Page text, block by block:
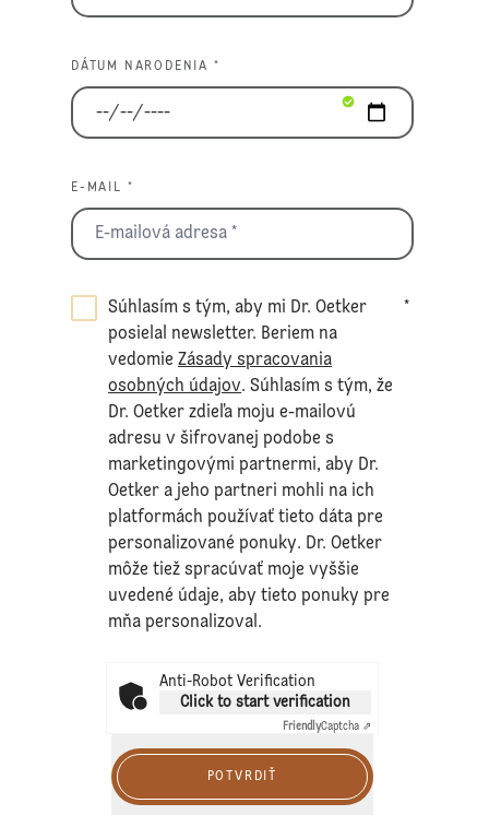
DÁTUM NARODENIA *
E-MAIL *
Súhlasím s tým, aby mi Dr. Oetker
posielal newsletter. Beriem na
vedomieZásady spracovania
osobných údajov. Súhlasím s tým, že
Dr. Oetker zdieľa moju e-mailovú
adresu v šifrovanej podobe s
marketingovými partnermi, aby Dr.
Oetker a jeho partneri mohli na ich
platformách používať tieto dáta pre
personalizované ponuky. Dr. Oetker
môže tiež spracúvať moje vyššie
uvedené údaje, aby tieto ponuky pre
mňa personalizoval.
*
Anti-Robot Verification
Click to start verification
FriendlyCaptcha ⇗
POTVRDIŤ